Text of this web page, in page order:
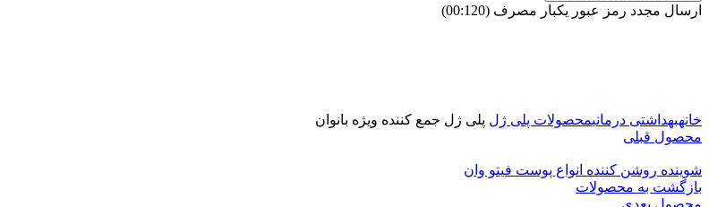
ارسال مجدد رمز عبور یکبار مصرف (00:
120
)
خانهبهداشتی درمانیمحصولات پلی ژل پلی ژل جمع کننده ویژه بانوان
محصول قبلی
شوینده روشن کننده انواع پوست فیتو وان
بازگشت به محصولات
محصول بعدی